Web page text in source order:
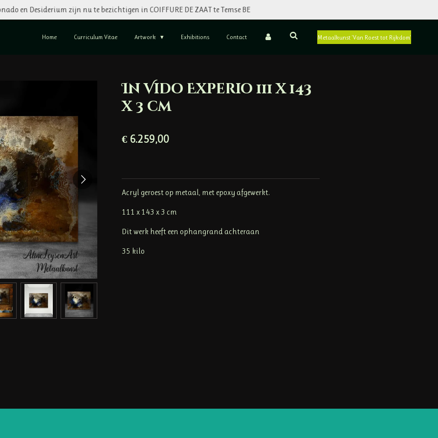
en Desiderium zijn nu te bezichtigen in COIFFURE DE ZAAT te Temse BE
Home Curriculum Vitae Artwork Exhibitions Contact Metaalkunst 'Van Roest tot Rijkdom'
In Vido Experio 111 x 143
x 3 cm
€ 6.259,00
Acryl geroest op metaal, met epoxy afgewerkt.
111 x 143 x 3 cm
Dit werk heeft een ophangrand achteraan
35 kilo